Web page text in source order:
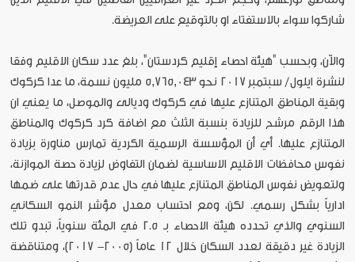
شاركوا سواء بالاستفتاء او بالتوقيع على العريضة.
والآن، وبحسب "هيئة احصاء إقليم كردستان"، بلغ عدد سكان الاقليم وفقا
لنشرة ايلول/ سبتمبر 2017 نحو 5,765,043 مليون نسمة، ما عدا كركوك
وبقية المناطق المتنازع عليها في كركوك وديالى والموصل، ما يعني ان
هذا الرقم مرشح للزيادة بنسبة الثلث مع اضافة كرد كركوك والمناطق
المتنازع عليها. أي أن المؤسسة الرسمية الكردية تمارس مناورة بزيادة
نفوس محافظات الاقليم الاساسية لضمان التفاوض لزيادة حصة الموازنة،
ولتعويض نفوس المناطق المتنازع عليها في حال عدم قدرتها على ضمها
ادارياً بشكل رسمي. لكن، ومع احتساب معدل مؤشر النمو السكاني
السنوي والذي تحدده هيئة الاحصاء بـ 2.5 في المئة سنوياً، تبدو تلك
الزيادة غير دقيقة لعدد السكان خلال 12 عاماً (2005- 2017)، ومتناقضة